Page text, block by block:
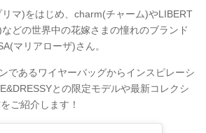
マ)をはじめ、charm(チャーム)やLIBERT
どの世界中の花嫁さまの憧れのブランド
マリアローザ)さん。
であるワイヤーバッグからインスピレーシ
との限定モデルや最新コレクシ
ご紹介します！